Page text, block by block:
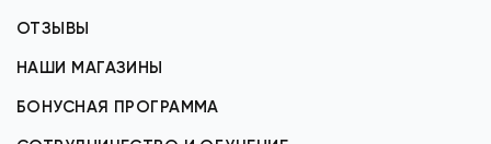
ОТЗЫВЫ
НАШИ МАГАЗИНЫ
БОНУСНАЯ ПРОГРАММА